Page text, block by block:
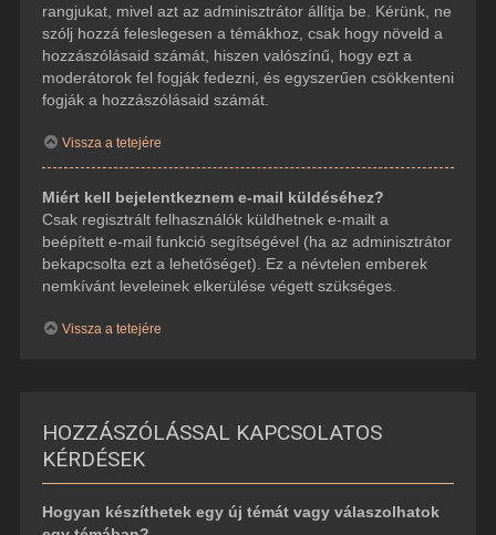
rangjukat, mivel azt az adminisztrátor állítja be. Kérünk, ne
szólj hozzá feleslegesen a témákhoz, csak hogy növeld a
hozzászólásaid számát, hiszen valószínű, hogy ezt a
moderátorok fel fogják fedezni, és egyszerűen csökkenteni
fogják a hozzászólásaid számát.
Vissza a tetejére
Miért kell bejelentkeznem e-mail küldéséhez?
Csak regisztrált felhasználók küldhetnek e-mailt a
beépített e-mail funkció segítségével (ha az adminisztrátor
bekapcsolta ezt a lehetőséget). Ez a névtelen emberek
nemkívánt leveleinek elkerülése végett szükséges.
Vissza a tetejére
HOZZÁSZÓLÁSSAL KAPCSOLATOS
KÉRDÉSEK
Hogyan készíthetek egy új témát vagy válaszolhatok